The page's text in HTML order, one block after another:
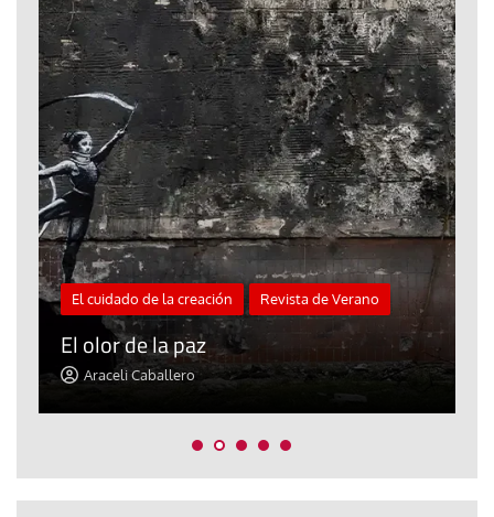
El cuidado de la creación Revista de Verano
El olor de la paz
Araceli Caballero